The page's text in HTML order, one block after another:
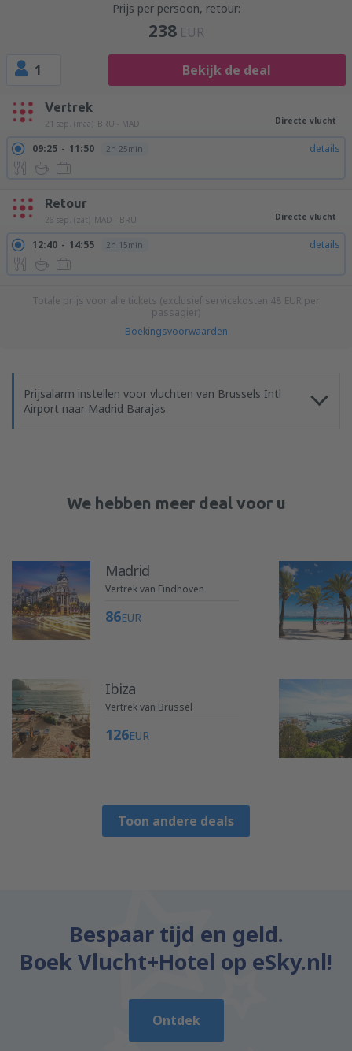
Prijs per persoon, retour:
238 EUR
1 Bekijk de deal
Vertrek
21 sep. (maa) BRU - MAD Directe vlucht
09:25 11:50 2h 25min details
Retour
26 sep. (zat) MAD - BRU Directe vlucht
12:40 14:55 2h 15min details
Totale prijs voor alle tickets (exclusief servicekosten 48 EUR per
passagier)
Boekingsvoorwaarden
Prijsalarm instellen voor vluchten van Brussels Intl
Airport naar Madrid Barajas
We hebben meer deal voor u
Madrid
Vertrek van Eindhoven
86EUR
Ibiza
Vertrek van Brussel
126EUR
Toon andere deals
Bespaar tijd en geld.
Boek Vlucht+Hotel op eSky.nl!
Ontdek